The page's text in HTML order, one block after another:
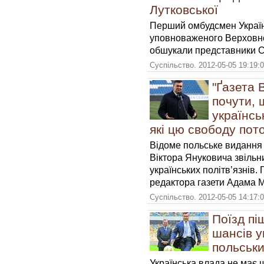
Лутковської
Перший омбудсмен
уповноваженого
обшукали представники
Суспільство. 2012-05-05
"Ґазета
почути,
які цю свободу
Відоме польське
Віктора Януковича
українських
редактора газети Адама
Суспільство. 2012-05-05
Поїзд
шансів